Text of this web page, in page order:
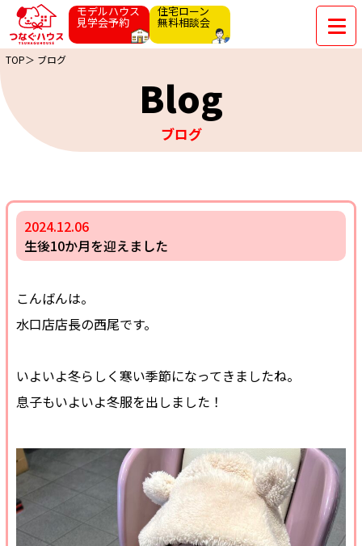
モデルハウス
見学会予約
住宅ローン
無料相談会
TOP＞ ブログ
Blog
ブログ
2024.12.06
生後10か月を迎えました
こんばんは。
水口店店長の西尾です。
いよいよ冬らしく寒い季節になってきましたね。
息子もいよいよ冬服を出しました！